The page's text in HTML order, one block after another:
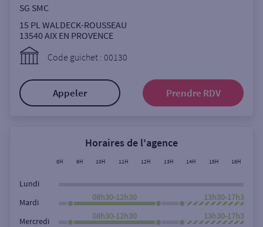
Ville / Code postal
Rue
Rechercher
SG SMC
15 PL WALDECK-ROUSSEAU
13540AIX EN PROVENCE
Code guichet : 00130
Appeler Prendre RDV
Horaires de l'agence
8H 9H 10H 11H 12H 13H 14H 15H 16H
Lundi
Mardi
08h30-12h30 13h30-17h30
Mercredi
08h30-12h30 13h30-17h30